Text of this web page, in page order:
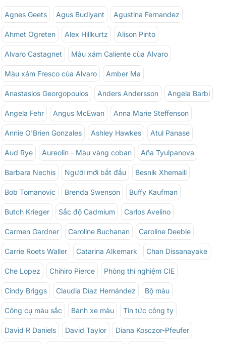
Agnes Geets Agus Budiyant Agustina Fernandez
Ahmet Ogreten Alex Hillkurtz Alison Pinto
Alvaro Castagnet Màu xám Caliente của Alvaro
Màu xám Fresco của Alvaro Amber Ma
Anastasios Georgopoulos Anders Andersson Angela Barbi
Angela Fehr Angus McEwan Anna Marie Steffenson
Annie O'Brien Gonzales Ashley Hawkes Atul Panase
Aud Rye Aureolin - Màu vàng coban Aña Tyulpanova
Barbara Nechis Người mới bắt đầu Besnik Xhemaili
Bob Tomanovic Brenda Swenson Buffy Kaufman
Butch Krieger Sắc độ Cadmium Carlos Avelino
Carmen Gardner Caroline Buchanan Caroline Deeble
Carrie Roets Waller Catarina Alkemark Chan Dissanayake
Che Lopez Chihiro Pierce Phòng thí nghiệm CIE
Cindy Briggs Claudia Díaz Hernández Bộ màu
Công cụ màu sắc Bánh xe màu Tin tức công ty
David R Daniels David Taylor Diana Kosczor-Pfeufer